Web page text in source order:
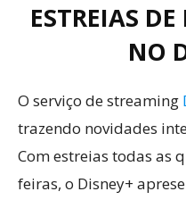
ESTREIAS
NO
O serviço de streaming
trazendo novidades
Com estreias todas as
feiras, o Disney+